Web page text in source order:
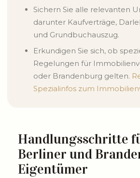
Sichern Sie alle relevanten
darunter Kaufverträge,
und Grundbuchauszug.
Erkundigen Sie sich, ob
Regelungen für
oder Brandenburg gelten.
Spezialinfos zum
Handlungsschritte
Berliner und
Eigentümer